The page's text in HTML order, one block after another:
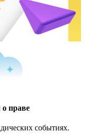
праве
событиях.